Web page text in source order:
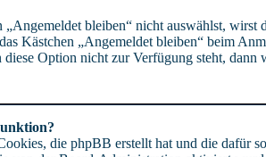
bleiben“ nicht auswählst,
Kästchen „Angemeldet bleiben“ beim
Option nicht zur Verfügung steht,
die phpBB erstellt hat und die dafür